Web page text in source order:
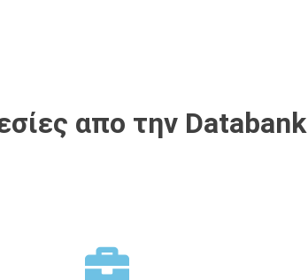
απο την